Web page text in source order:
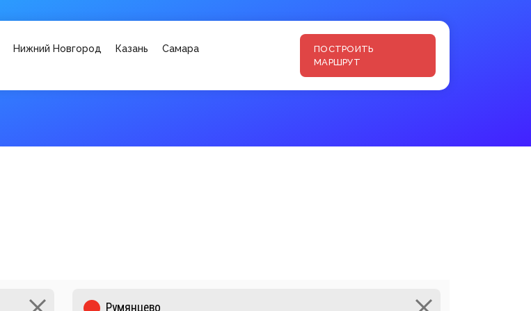
Нижний Новгород Казань Самара
ПОСТРОИТЬ
МАРШРУТ